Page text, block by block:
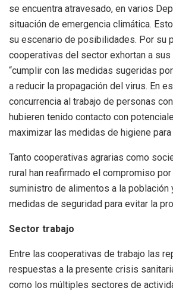
se encuentra atravesado, en varios
situación de emergencia climática.
su escenario de posibilidades. Por su
cooperativas del sector exhortan a
“cumplir con las medidas sugeridas
a reducir la propagación del virus. En
concurrencia al trabajo de personas
hubieren tenido contacto con
maximizar las medidas de higiene para
Tanto cooperativas agrarias como
rural han reafirmado el compromiso por
suministro de alimentos a la población
medidas de seguridad para evitar la
Sector trabajo
Entre las cooperativas de trabajo las
respuestas a la presente crisis
como los múltiples sectores de